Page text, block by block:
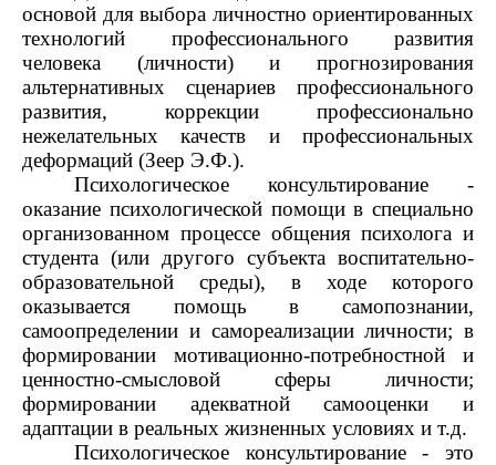
основой для выбора личностно ориентированных
технологий профессионального развития
человека (личности) и прогнозирования
альтернативных сценариев профессионального
развития, коррекции профессионально
нежелательных качеств и профессиональных
деформаций (Зеер Э.Ф.).
Психологическое консультирование -
оказание психологической помощи в специально
организованном процессе общения психолога и
студента (или другого субъекта воспитательно-
образовательной среды), в ходе которого
оказывается помощь в самопознании,
самоопределении и самореализации личности; в
формировании мотивационно-потребностной и
ценностно-смысловой сферы личности;
формировании адекватной самооценки и
адаптации в реальных жизненных условиях и т.д.
Психологическое консультирование - это